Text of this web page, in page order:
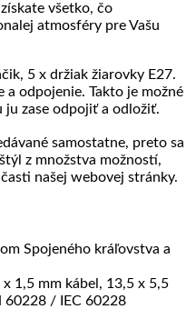
všetko, čo
atmosféry pre Vašu
5 x držiak žiarovky E27.
a odpojenie. Takto je možné
ju zase odpojiť a odložiť.
samostatne, preto sa
z množstva možností,
našej webovej stránky.
Spojeného kráľovstva a
1,5 mm kábel, 13,5 x 5,5
60228 / IEC 60228